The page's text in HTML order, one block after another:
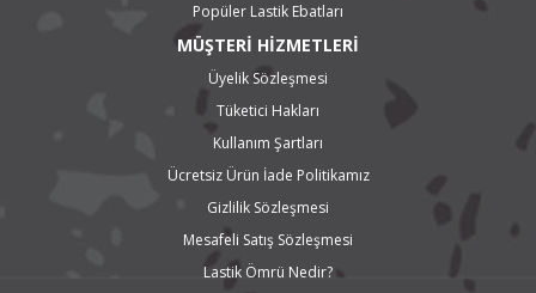
Popüler Lastik Ebatları
MÜŞTERİ HİZMETLERİ
Üyelik Sözleşmesi
Tüketici Hakları
Kullanım Şartları
Ücretsiz Ürün İade Politikamız
Gizlilik Sözleşmesi
Mesafeli Satış Sözleşmesi
Lastik Ömrü Nedir?